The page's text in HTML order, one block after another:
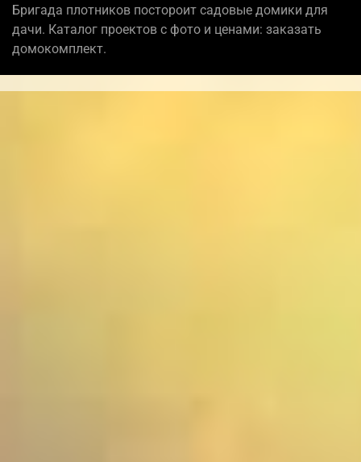
Бригада плотников постороит садовые домики для
дачи. Каталог проектов с фото и ценами: заказать
домокомплект.